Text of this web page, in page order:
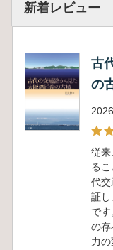
新着レビュー
古
の
従来
る
代交
証し
で
の存
力